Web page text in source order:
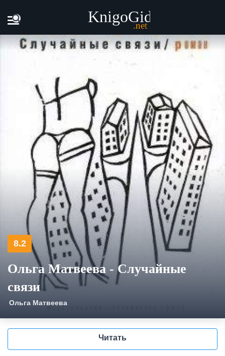
Главная Ольга Матвеева - Случайные связи
8.2
Ольга Матвеева - Случайные
связи
Ольга Матвеева
Читать